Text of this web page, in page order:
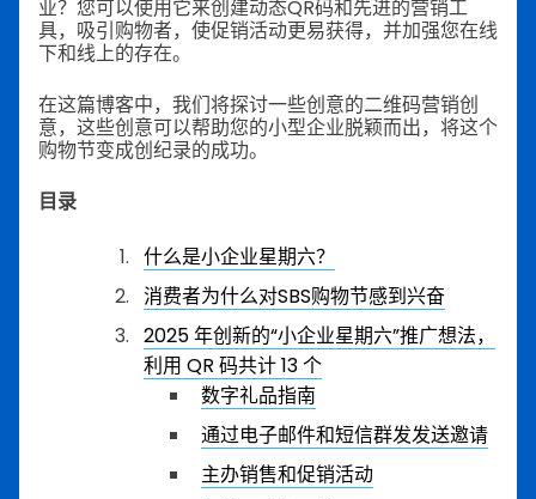
业？您可以使用它来创建动态QR码和先进的营销工
具，吸引购物者，使促销活动更易获得，并加强您在线
下和线上的存在。
在这篇博客中，我们将探讨一些创意的二维码营销创
意，这些创意可以帮助您的小型企业脱颖而出，将这个
购物节变成创纪录的成功。
目录
什么是小企业星期六？
消费者为什么对SBS购物节感到兴奋
2025 年创新的“小企业星期六”推广想法，
利用 QR 码共计 13 个
数字礼品指南
通过电子邮件和短信群发发送邀请
主办销售和促销活动